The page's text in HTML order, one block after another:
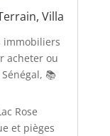
Villa
immobiliers
acheter ou
, 📚
Rose
et pièges